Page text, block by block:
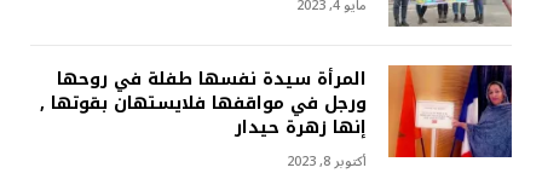
مايو 4, 2023
المرأة سيدة نفسها طفلة في روحها
ورجل في مواقفها فلايستهان بقوتها ,
إنها زهرة حيدار
أكتوبر 8, 2023